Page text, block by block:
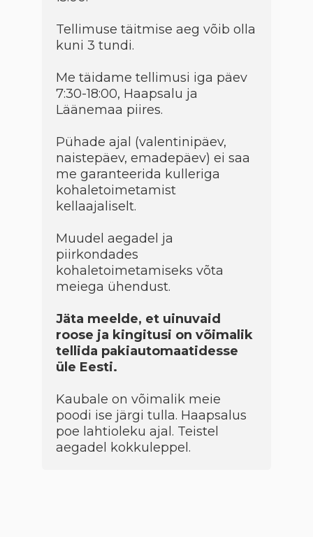
Tellimuse täitmise aeg võib olla
kuni 3 tundi.
Me täidame tellimusi iga päev
7:30-18:00, Haapsalu ja
Läänemaa piires.
Pühade ajal (valentinipäev,
naistepäev, emadepäev) ei saa
me garanteerida kulleriga
kohaletoimetamist
kellaajaliselt.
Muudel aegadel ja
piirkondades
kohaletoimetamiseks võta
meiega ühendust.
Jäta meelde, et uinuvaid
roose ja kingitusi on võimalik
tellida pakiautomaatidesse
üle Eesti.
Kaubale on võimalik meie
poodi ise järgi tulla. Haapsalus
poe lahtioleku ajal. Teistel
aegadel kokkuleppel.